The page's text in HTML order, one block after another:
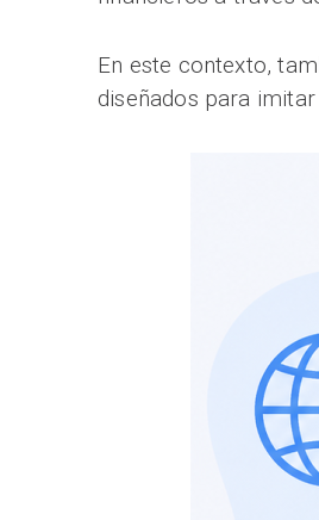
En este contexto,
diseñados para